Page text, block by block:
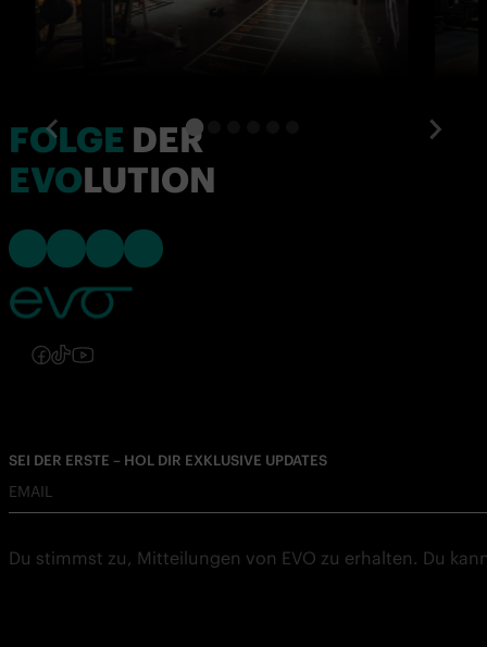
FOLGE DER
EVOLUTION
Follow us on Instagram
Follow us on Facebook
Follow us on TikTok
Follow us on YouTube
Folgen Sie uns auf Instagram
Folgen Sie uns auf Facebook
Folgen Sie uns auf TikTok
Folgen Sie uns auf YouTube
SEI DER ERSTE – HOL DIR EXKLUSIVE UPDATES
EMAIL
Du stimmst zu, Mitteilungen von EVO zu erhalten. Du